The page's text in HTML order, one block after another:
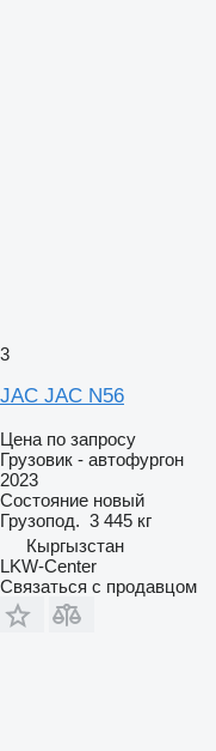
3
JAC JAC N56
Цена по запросу
Грузовик - автофургон
2023
Состояние новый
Грузопод. 3 445 кг
Кыргызстан
LKW-Center
Связаться с продавцом